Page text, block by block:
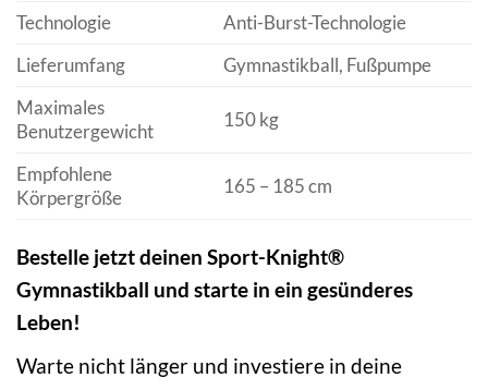
Technologie
Anti-Burst-Technologie
Lieferumfang
Gymnastikball, Fußpumpe
Maximales
Benutzergewicht
150 kg
Empfohlene
Körpergröße
165 – 185 cm
Bestelle jetzt deinen Sport-Knight®
Gymnastikball und starte in ein gesünderes
Leben!
Warte nicht länger und investiere in deine